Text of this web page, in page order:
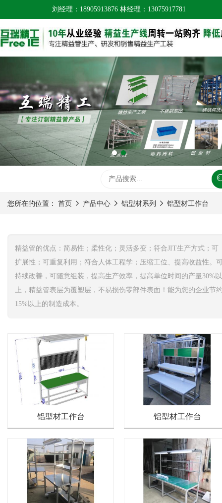
刘经理：18905913876 林经理：13075917781
您所在的位置： 首页 产品中心 铝型材系列 铝型材工作台
精益管的优点：简易性；柔性化；灵活多变；符合JIT生产方式；可
扩展性；可重复利用；符合人体工程学；压缩工位、提高收益性。
持续改善，可随意组装，提高生产效率，提高单位时间的产量30%以
上，精益管表层为覆塑层，不易损伤零部件表面！能为您的企业节
15%以上的制造成本。
铝型材工作台 铝型材工作台